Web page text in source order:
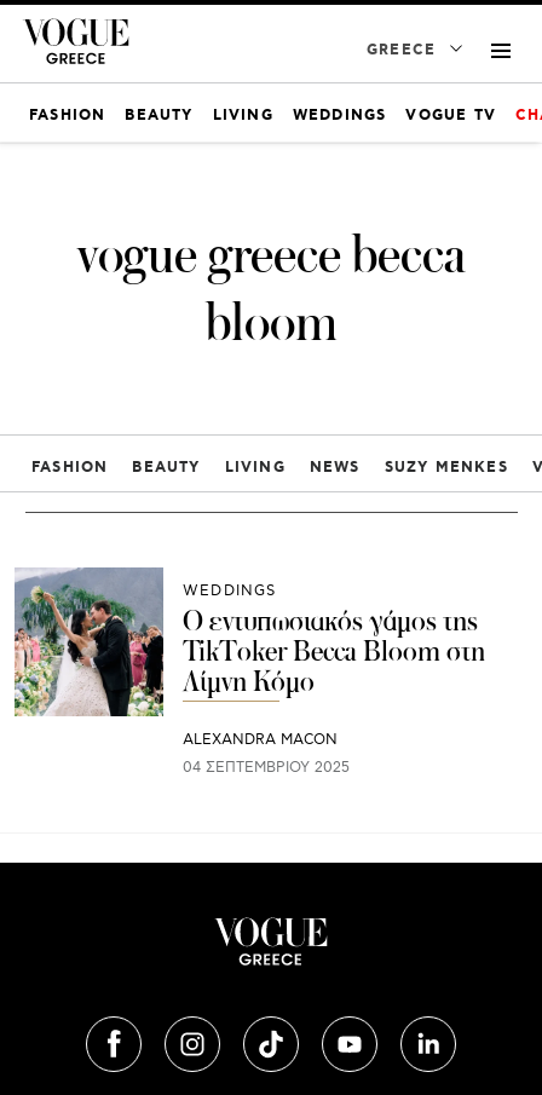
GREECE
FASHION BEAUTY LIVING WEDDINGS VOGUE TV
vogue greece becca
bloom
FASHION BEAUTY LIVING NEWS SUZY MENKES
WEDDINGS
Ο εντυπωσιακός γάμος της
TikToker Becca Bloom στη
Λίμνη Κόμο
ALEXANDRA MACON
04 ΣΕΠΤΕΜΒΡΊΟΥ 2025